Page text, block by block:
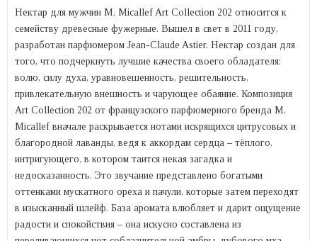
Нектар для мужчин M. Micallef Art Collection 202 относится к
семейству древесные фужерные. Вышел в свет в 2011 году,
разработан парфюмером Jean-Claude Astier. Нектар создан для
того, что подчеркнуть лучшие качества своего обладателя:
волю, силу духа, уравновешенность, решительность,
привлекательную внешность и чарующее обаяние. Композиция
Art Collection 202 от французского парфюмерного бренда M.
Micallef вначале раскрывается нотами искрящихся цитрусовых и
благородной лаванды, ведя к аккордам сердца – тёплого,
интригующего, в котором таится некая загадка и
недосказанность. Это звучание представлено богатыми
оттенками мускатного ореха и пачули, которые затем переходят
в изысканный шлейф. База аромата влюбляет и дарит ощущение
радости и спокойствия – она искусно составлена из